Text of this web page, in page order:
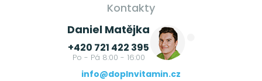
Kontakty
Daniel Matějka
+420 721 422 395
Po - Pá 8:00 - 16:00
info@doplnvitamin.cz